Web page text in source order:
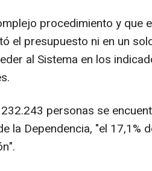
procedimiento y que
el presupuesto ni en un
al Sistema en los
personas se
la Dependencia, "el 17,1%